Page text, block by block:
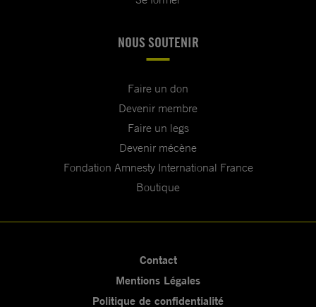
NOUS SOUTENIR
Faire un don
Devenir membre
Faire un legs
Devenir mécène
Fondation Amnesty International France
Boutique
Contact
Mentions Légales
Politique de confidentialité